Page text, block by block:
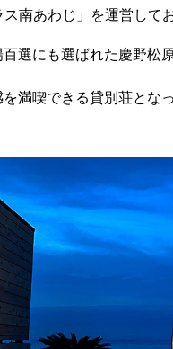
南あわじ」を運営してお
選にも選ばれた慶野松
満喫できる貸別荘とな